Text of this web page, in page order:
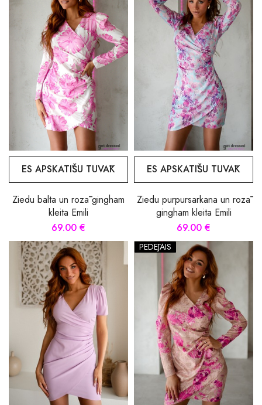
ES APSKATĪŠU TUVĀK
Ziedu balta un rozā gingham
kleita Emili
69.00 €
ES APSKATĪŠU TUVĀK
Ziedu purpursarkana un rozā
gingham kleita Emili
69.00 €
PĒDĒJAIS